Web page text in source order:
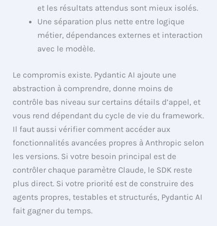
et les résultats attendus sont mieux isolés.
Une séparation plus nette entre logique
métier, dépendances externes et interaction
avec le modèle.
Le compromis existe. Pydantic AI ajoute une
abstraction à comprendre, donne moins de
contrôle bas niveau sur certains détails d’appel, et
vous rend dépendant du cycle de vie du framework.
Il faut aussi vérifier comment accéder aux
fonctionnalités avancées propres à Anthropic selon
les versions. Si votre besoin principal est de
contrôler chaque paramètre Claude, le SDK reste
plus direct. Si votre priorité est de construire des
agents propres, testables et structurés, Pydantic AI
fait gagner du temps.